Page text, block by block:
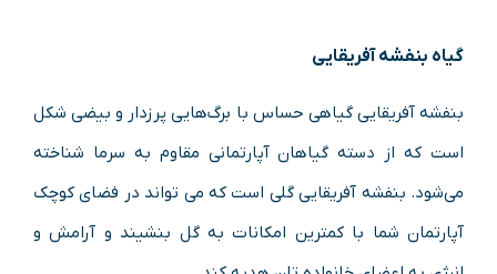
گیاه بنفشه آفریقایی
بنفشه آفریقایی گیاهی حساس با برگ‌هایی پرزدار و بیضی شکل
است که از دسته گیاهان آپارتمانی مقاوم به سرما شناخته
می‌شود. بنفشه آفریقایی گلی است که می تواند در فضای کوچک
آپارتمان شما با کمترین امکانات به گل بنشیند و آرامش و